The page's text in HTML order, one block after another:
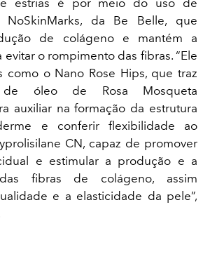
estrias é por meio do uso de
NoSkinMarks, da Be Belle, que
de colágeno e mantém a
o rompimento das fibras. “Ele
como o Nano Rose Hips, que traz
de óleo de Rosa Mosqueta
auxiliar na formação da estrutura
e conferir flexibilidade ao
CN, capaz de promover
e estimular a produção e a
das fibras de colágeno, assim
e a elasticidade da pele”,